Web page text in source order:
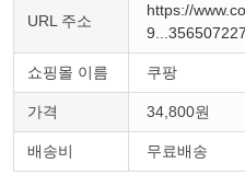
URL 주소
https://
쇼핑몰 이름 쿠팡
가격 34,800원
배송비 무료배송